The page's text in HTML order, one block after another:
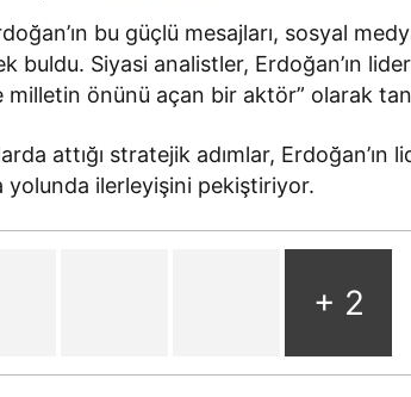
bu güçlü mesajları, sosyal
buldu. Siyasi analistler, Erdoğan’ın
önünü açan bir aktör” olarak
attığı stratejik adımlar,
yolunda ilerleyişini pekiştiriyor.
+ 2